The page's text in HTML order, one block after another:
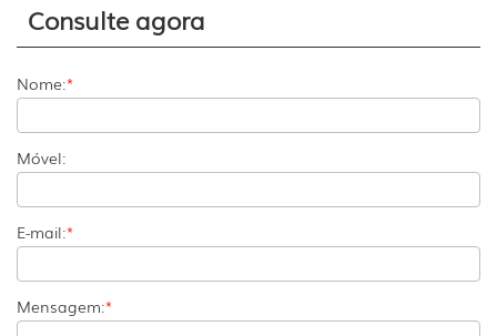
Consulte agora
Nome:*
Móvel:
E-mail:*
Mensagem:*